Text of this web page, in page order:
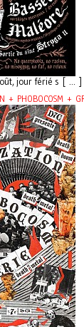
jour férié s [ ... ]
PHOBOCOSM +